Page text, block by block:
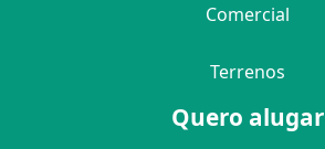
Comercial
Terrenos
Quero alugar